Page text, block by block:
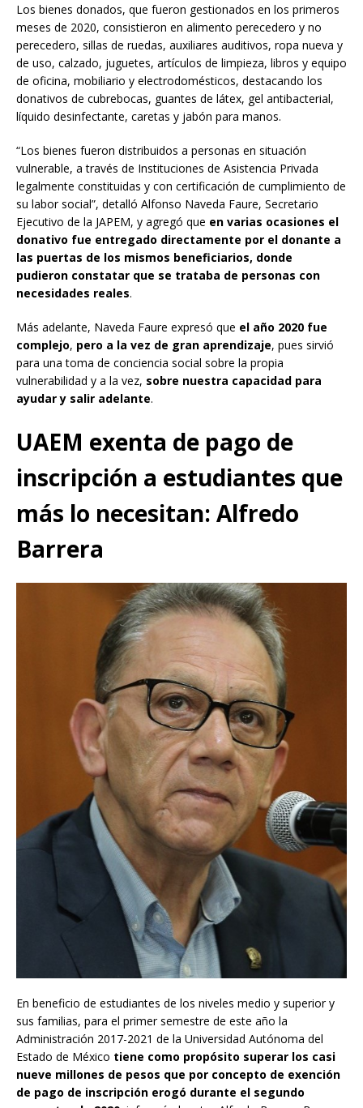
Los bienes donados, que fueron gestionados en los primeros
meses de 2020, consistieron en alimento perecedero y no
perecedero, sillas de ruedas, auxiliares auditivos, ropa nueva y
de uso, calzado, juguetes, artículos de limpieza, libros y equipo
de oficina, mobiliario y electrodomésticos, destacando los
donativos de cubrebocas, guantes de látex, gel antibacterial,
líquido desinfectante, caretas y jabón para manos.
“Los bienes fueron distribuidos a personas en situación
vulnerable, a través de Instituciones de Asistencia Privada
legalmente constituidas y con certificación de cumplimiento de
su labor social”, detalló Alfonso Naveda Faure, Secretario
Ejecutivo de la JAPEM, y agregó que en varias ocasiones el
donativo fue entregado directamente por el donante a
las puertas de los mismos beneficiarios, donde
pudieron constatar que se trataba de personas con
necesidades reales.
Más adelante, Naveda Faure expresó que el año 2020 fue
complejo, pero a la vez de gran aprendizaje, pues sirvió
para una toma de conciencia social sobre la propia
vulnerabilidad y a la vez, sobre nuestra capacidad para
ayudar y salir adelante.
UAEM exenta de pago de
inscripción a estudiantes que
más lo necesitan: Alfredo
Barrera
En beneficio de estudiantes de los niveles medio y superior y
sus familias, para el primer semestre de este año la
Administración 2017-2021 de la Universidad Autónoma del
Estado de México tiene como propósito superar los casi
nueve millones de pesos que por concepto de exención
de pago de inscripción erogó durante el segundo